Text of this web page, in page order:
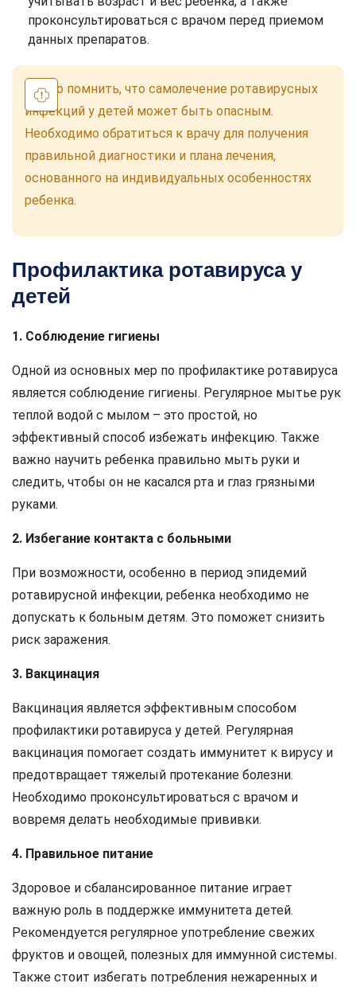
проконсультироваться с врачом перед приемом
данных препаратов.
Важно помнить, что самолечение ротавирусных
инфекций у детей может быть опасным.
Необходимо обратиться к врачу для получения
правильной диагностики и плана лечения,
основанного на индивидуальных особенностях
ребенка.
Профилактика ротавируса у
детей
1. Соблюдение гигиены
Одной из основных мер по профилактике ротавируса
является соблюдение гигиены. Регулярное мытье рук
теплой водой с мылом – это простой, но
эффективный способ избежать инфекцию. Также
важно научить ребенка правильно мыть руки и
следить, чтобы он не касался рта и глаз грязными
руками.
2. Избегание контакта с больными
При возможности, особенно в период эпидемий
ротавирусной инфекции, ребенка необходимо не
допускать к больным детям. Это поможет снизить
риск заражения.
3. Вакцинация
Вакцинация является эффективным способом
профилактики ротавируса у детей. Регулярная
вакцинация помогает создать иммунитет к вирусу и
предотвращает тяжелый протекание болезни.
Необходимо проконсультироваться с врачом и
вовремя делать необходимые прививки.
4. Правильное питание
Здоровое и сбалансированное питание играет
важную роль в поддержке иммунитета детей.
Рекомендуется регулярное употребление свежих
фруктов и овощей, полезных для иммунной системы.
Также стоит избегать потребления нежаренных и